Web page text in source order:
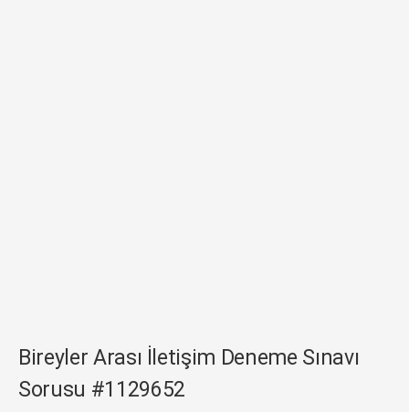
Bireyler Arası İletişim Deneme Sınavı
Sorusu #1129652